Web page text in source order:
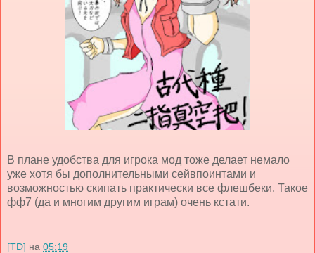
В плане удобства для игрока мод тоже делает немало
уже хотя бы дополнительными сейвпоинтами и
возможностью скипать практически все флешбеки. Такое
фф7 (да и многим другим играм) очень кстати.
[TD] на 05:19